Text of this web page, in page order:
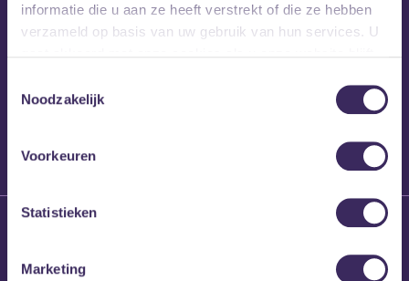
informatie die u aan ze heeft verstrekt of die ze hebben
verzameld op basis van uw gebruik van hun services. U
Noodzakelijk
Voorkeuren
Statistieken
Marketing
26 maart 2026
Willem’s Blog: High
Brennt Vanneste